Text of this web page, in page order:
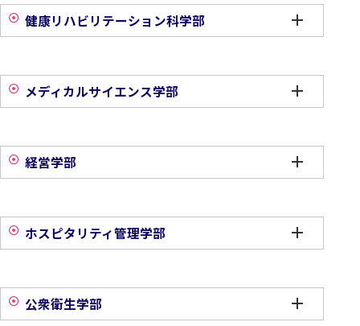
健康リハビリテーション科学部
メディカルサイエンス学部
経営学部
ホスピタリティ管理学部
公衆衛生学部